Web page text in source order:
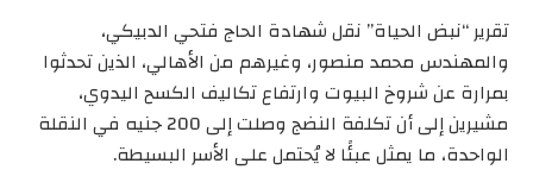
تقرير “نبض الحياة” نقل شهادة الحاج فتحي الدبيكي،
والمهندس محمد منصور، وغيرهم من الأهالي، الذين تحدثوا
بمرارة عن شروخ البيوت وارتفاع تكاليف الكسح اليدوي،
مشيرين إلى أن تكلفة النضج وصلت إلى 200 جنيه في النقلة
الواحدة، ما يمثل عبئًا لا يُحتمل على الأسر البسيطة.